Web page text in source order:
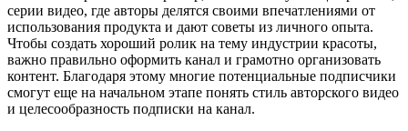
серии видео, где авторы делятся своими впечатлениями от
использования продукта и дают советы из личного опыта.
Чтобы создать хороший ролик на тему индустрии красоты,
важно правильно оформить канал и грамотно организовать
контент. Благодаря этому многие потенциальные подписчики
смогут еще на начальном этапе понять стиль авторского видео
и целесообразность подписки на канал.